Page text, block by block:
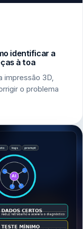
identificar a
à toa
impressão 3D,
o problema